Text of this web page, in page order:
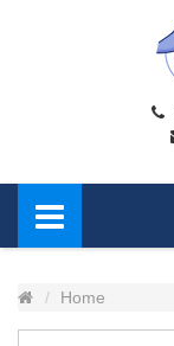
Home